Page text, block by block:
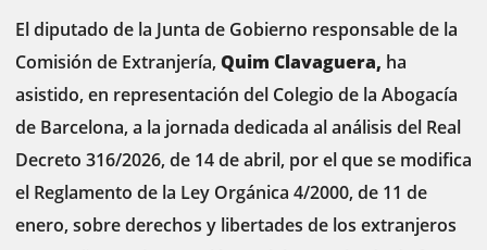
El diputado de la Junta de Gobierno responsable de la
Comisión de Extranjería, Quim Clavaguera, ha
asistido, en representación del Colegio de la Abogacía
de Barcelona, a la jornada dedicada al análisis del Real
Decreto 316/2026, de 14 de abril, por el que se modifica
el Reglamento de la Ley Orgánica 4/2000, de 11 de
enero, sobre derechos y libertades de los extranjeros